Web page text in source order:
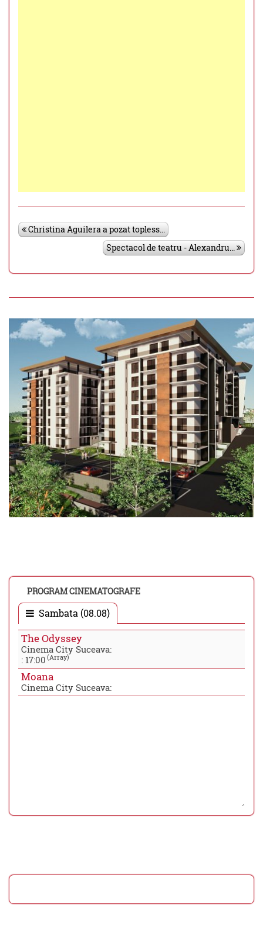
Christina Aguilera a pozat topless...
Spectacol de teatru - Alexandru...
PROGRAM CINEMATOGRAFE
Sambata (08.08)
The Odyssey
Cinema City Suceava:
: 17:00 (Array)
Moana
Cinema City Suceava: